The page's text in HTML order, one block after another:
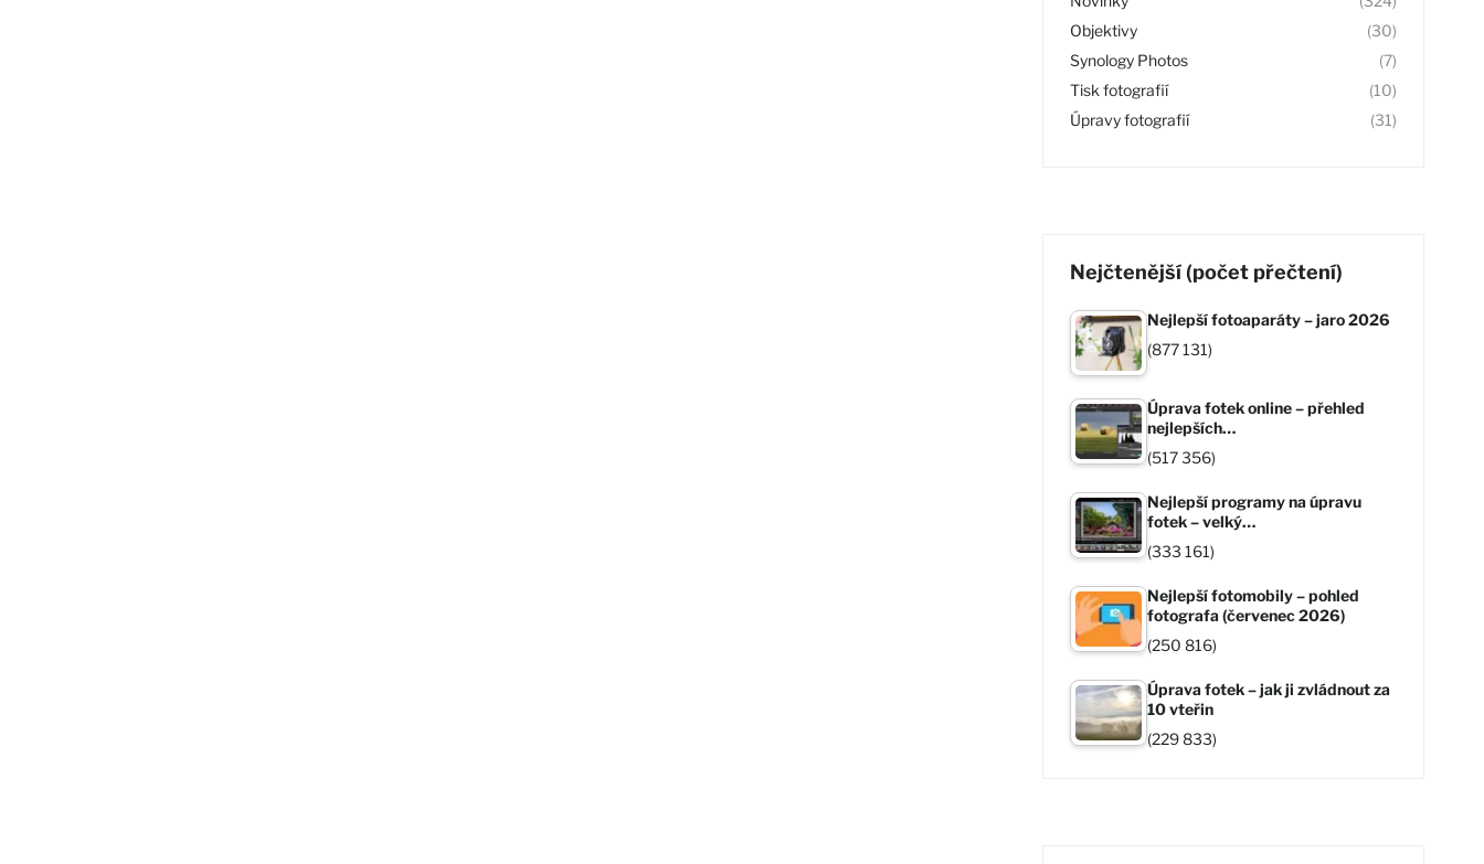
Objektivy
(30)
Synology Photos
(7)
Tisk fotografií
(10)
Úpravy fotografií
(31)
Nejčtenější (počet přečtení)
Nejlepší fotoaparáty – jaro 2026
(877 131)
Úprava fotek online – přehled
nejlepších…
(517 356)
Nejlepší programy na úpravu
fotek – velký…
(333 161)
Nejlepší fotomobily – pohled
fotografa (červenec 2026)
(250 816)
Úprava fotek – jak ji zvládnout za
10 vteřin
(229 833)